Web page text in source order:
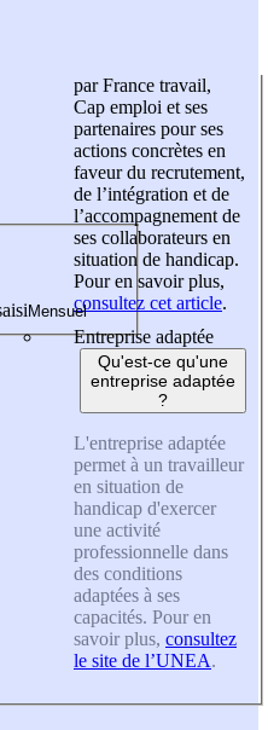
par France travail,
Cap emploi et ses
partenaires pour ses
actions concrètes en
faveur du recrutement,
de l’intégration et de
l’accompagnement de
ses collaborateurs en
situation de handicap.
Pour en savoir plus,
consultez cet article.
Entreprise adaptée
Qu'est-ce qu'une
entreprise adaptée
?
L'entreprise adaptée
permet à un travailleur
en situation de
handicap d'exercer
une activité
professionnelle dans
des conditions
adaptées à ses
capacités. Pour en
savoir plus, consultez
le site de l’UNEA.